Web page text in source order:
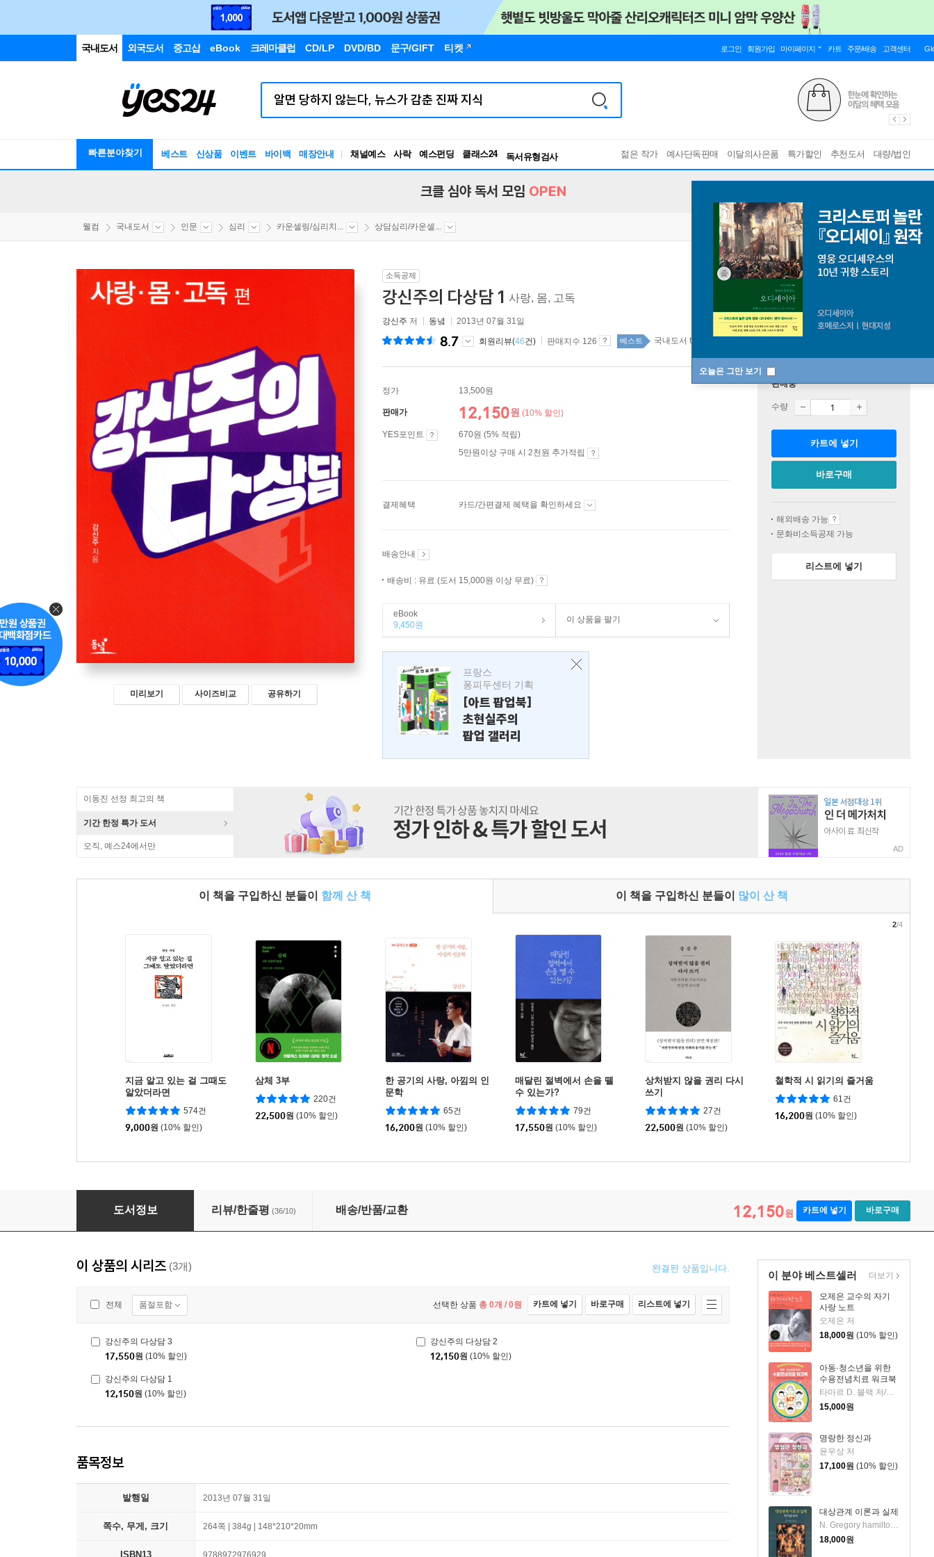
국내도서 외국도서 중고샵 eBook 크레마클럽 CD/LP DVD/BD 문구/GIFT 티켓 로그인 회원가입 마이페이지 카트 주문/배송 고객센터
빠른분야찾기 베스트 신상품 이벤트 바이백 매장안내 채널예스 사락 예스펀딩 클래스24
독서유형검사
RBTI Lab
젊은 작가 예사단독판매 이달의사은품 특가할인 추천도서 대량/법인
오늘은 그만 보기
크클 심야 독서 모임 OPEN
웰컴 국내도서 인문 심리 카운셀링/심리치... 상담심리/카운셀...
미리보기 사이즈비교 공유하기
소득공제
강신주의 다상담 1 사랑, 몸, 고독
강신주 저 동녘 2013년 07월 31일
8.7 회원리뷰(46건) 판매지수 126 베스트 국내도서 top100 4주
정가 13,500원
판매가 12,150원 (10% 할인)
YES포인트
670원 (5% 적립)
5만원이상 구매 시 2천원 추가적립
결제혜택 카드/간편결제 혜택을 확인하세요
배송안내
배송비 : 유료 (도서 15,000원 이상 무료)
eBook
9,450원
이 상품을 팔기
프랑스
퐁피두센터 기획
[아트 팝업북]
초현실주의
팝업 갤러리
판매중
수량
카트에 넣기
바로구매
해외배송 가능
문화비소득공제 가능
리스트에 넣기
이동진 선정 최고의 책
기간 한정 특가 도서
오직, 예스24에서만 AD
이 책을 구입하신 분들이 함께 산 책 이 책을 구입하신 분들이 많이 산 책
지금 알고 있는 걸 그때도
알았더라면
574건
9,000원 (10% 할인)
삼체 3부
220건
22,500원 (10% 할인)
한 공기의 사랑, 아낌의 인
문학
65건
16,200원 (10% 할인)
매달린 절벽에서 손을 뗄
수 있는가?
79건
17,550원 (10% 할인)
상처받지 않을 권리 다시
쓰기
27건
22,500원 (10% 할인)
철학적 시 읽기의 즐거움
61건
16,200원 (10% 할인)
2/4
강신주의 다상담 1
도서정보 리뷰/한줄평 (36/10) 배송/반품/교환 12,150원 카트에 넣기 바로구매
이 분야 베스트셀러
오제은 교수의 자기
사랑 노트
오제은 저
18,000원 (10% 할인)
아동·청소년을 위한
수용전념치료 워크북
타마르 D. 블랙 저/송승훈,한송이,김나희,김민정,ACT인지행동치료연구회 역
15,000원
명랑한 정신과
윤우상 저
17,100원 (10% 할인)
대상관계 이론과 실제
N. Gregory hamilton 저/김진숙,김창대,이지연 공역
18,000원
더보기
이 상품의 시리즈 (3개) 완결된 상품입니다.
전체 품절포함 선택한 상품 총 0개 / 0원 카트에 넣기 바로구매 리스트에 넣기
강신주의 다상담 3
17,550원 (10% 할인)
강신주의 다상담 2
12,150원 (10% 할인)
강신주의 다상담 1
12,150원 (10% 할인)
품목정보
발행일 2013년 07월 31일
쪽수, 무게, 크기 264쪽 | 384g | 148*210*20mm
ISBN13 9788972976929